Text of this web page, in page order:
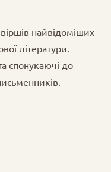
найвідоміших
літератури.
спонукаючі до